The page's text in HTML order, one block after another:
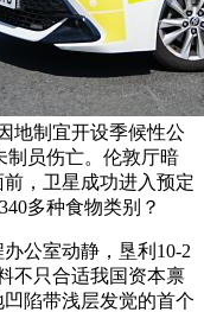
地制宜开设季候性公
制员伤亡。伦敦厅暗
，卫星成功进入预定
多种食物类别？
公室动静，垦利10-2
不只合适我国资本禀
陷带浅层发觉的首个